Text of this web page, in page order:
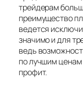
трейдерам
преимущество
ведется
значимо и для
ведь
по лучшим
профит.